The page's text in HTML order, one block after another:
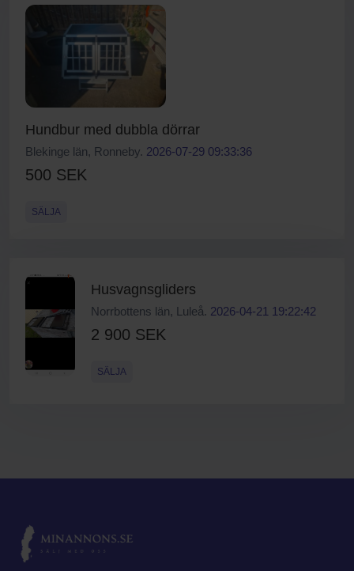
Hundbur med dubbla dörrar
Blekinge län, Ronneby. 2026-07-29 09:33:36
500 SEK
SÄLJA
Husvagnsgliders
Norrbottens län, Luleå. 2026-04-21 19:22:42
2 900 SEK
SÄLJA